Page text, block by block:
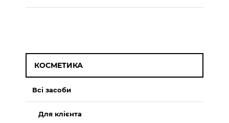
КОСМЕТИКА
Всі засоби
Для клієнта